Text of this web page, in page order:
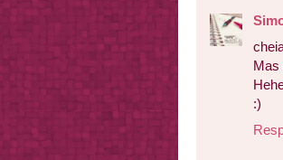
Mas
:)